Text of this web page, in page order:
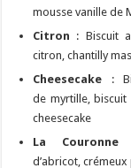
mousse vanille de
Citron : Biscuit
citron, chantilly
Cheesecake :
de myrtille,
cheesecake
La Couronne:
d’abricot,